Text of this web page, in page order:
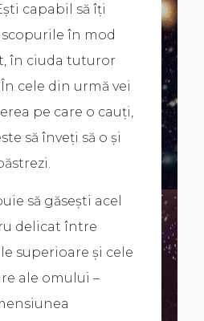
capabil să îți
în mod
în ciuda tuturor
cele din urmă vei
pe care o cauți,
să înveți să o și
să găsești acel
delicat între
superioare și cele
ale omului –